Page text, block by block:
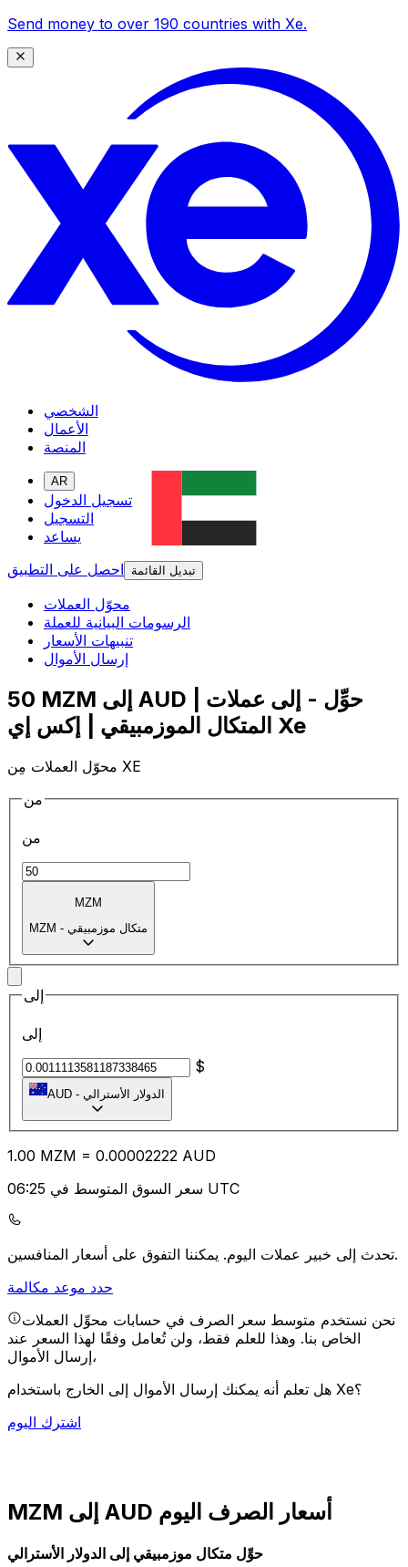
Send money to over 190 countries with Xe.
الشخصي
الأعمال
المنصة
AR
تسجيل الدخول
التسجيل
يساعد
احصل على التطبيق
تبديل القائمة
محوّل العملات
الرسومات البيانية للعملة
تنبيهات الأسعار
إرسال الأموال
50 MZM إلى AUD | حوِّل - إلى عملات
المتكال الموزمبيقي | إكس إي Xe
محوّل العملات مِن XE
من
من
MZM
MZM - متكال موزمبيقي
إلى
إلى
$
AUD - الدولار الأسترالي
1.00 MZM = 0.00002222 AUD
سعر السوق المتوسط في 06:25 UTC
تحدث إلى خبير عملات اليوم.يمكننا التفوق على أسعار المنافسين.
حدد موعد مكالمة
نحن نستخدم متوسط سعر الصرف في حسابات محوِّل العملات
الخاص بنا. وهذا للعلم فقط، ولن تُعامل وفقًا لهذا السعر عند
إرسال الأموال،
هل تعلم أنه يمكنك إرسال الأموال إلى الخارج باستخدام Xe؟
اشترك اليوم
MZM إلى AUD أسعار الصرف اليوم
حوِّل متكال موزمبيقي إلى الدولار الأسترالي